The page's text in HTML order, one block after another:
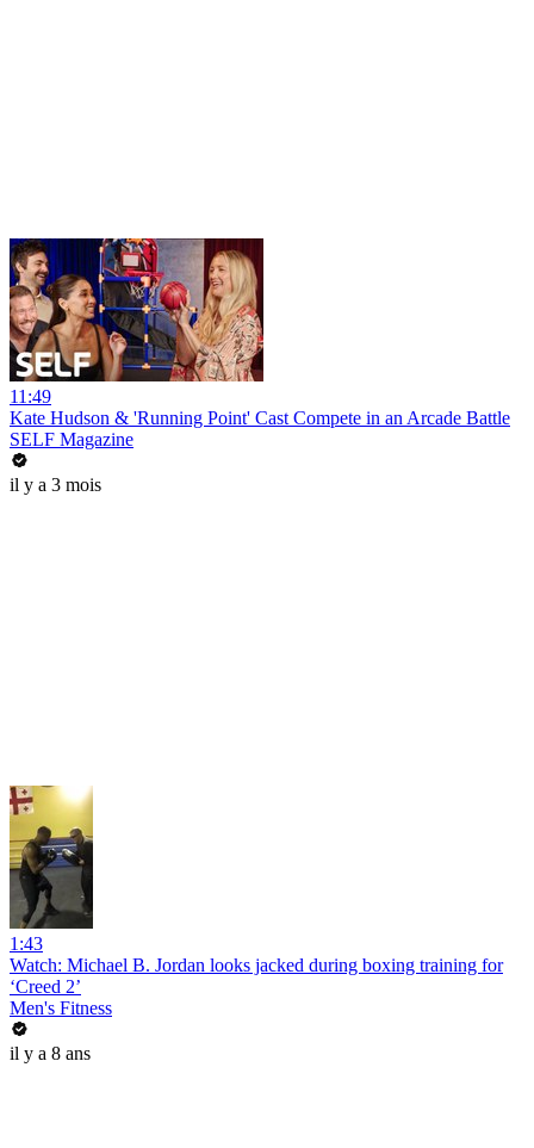
11:49
Kate Hudson & 'Running Point' Cast Compete in an Arcade Battle
SELF Magazine
il y a 3 mois
1:43
Watch: Michael B. Jordan looks jacked during boxing training for
‘Creed 2’
Men's Fitness
il y a 8 ans